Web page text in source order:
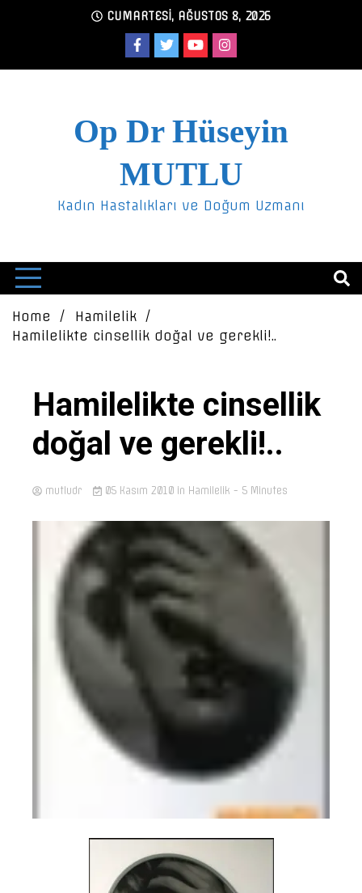
CUMARTESI, AĞUSTOS 8, 2026
Op Dr Hüseyin
MUTLU
Kadın Hastalıkları ve Doğum Uzmanı
Home
Hamilelik
Hamilelikte cinsellik doğal ve gerekli!..
Hamilelikte cinsellik
doğal ve gerekli!..
mutludr 05 Kasım 2010 in Hamilelik - 5 Minutes